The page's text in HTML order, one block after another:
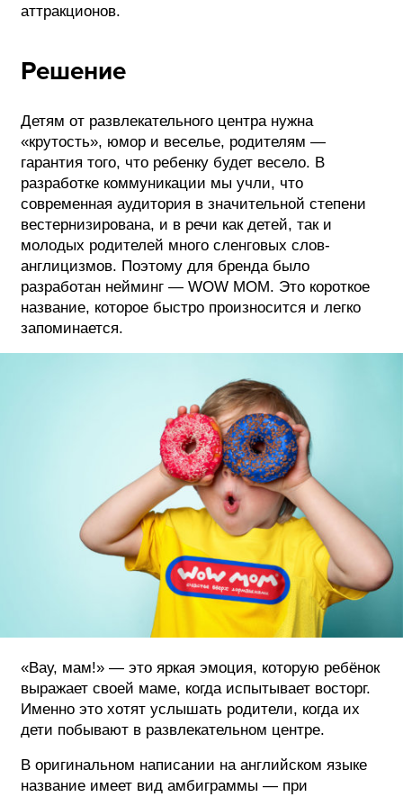
аттракционов.
Решение
Детям от развлекательного центра нужна
«крутость», юмор и веселье, родителям —
гарантия того, что ребенку будет весело. В
разработке коммуникации мы учли, что
современная аудитория в значительной степени
вестернизирована, и в речи как детей, так и
молодых родителей много сленговых слов-
англицизмов. Поэтому для бренда было
разработан нейминг — WOW MOM. Это короткое
название, которое быстро произносится и легко
запоминается.
«Вау, мам!» — это яркая эмоция, которую ребёнок
выражает своей маме, когда испытывает восторг.
Именно это хотят услышать родители, когда их
дети побывают в развлекательном центре.
В оригинальном написании на английском языке
название имеет вид амбиграммы — при